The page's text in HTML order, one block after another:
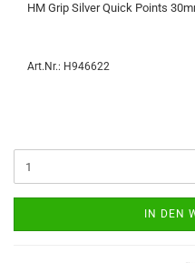
HM Grip Sil­ver Quick Points
Art.Nr.: H946622
IN DEN